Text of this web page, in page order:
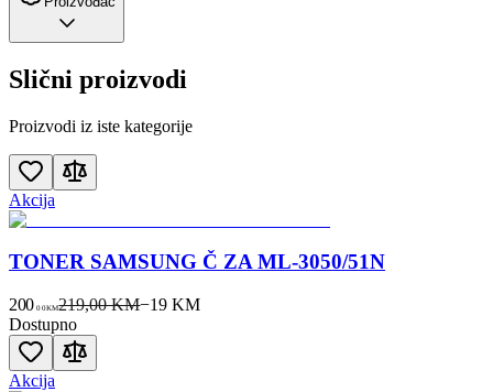
Slični proizvodi
Proizvodi iz iste kategorije
Akcija
TONER SAMSUNG Č ZA ML-3050/51N
200 00KM219,00 KM−19 KM
Dostupno
Akcija